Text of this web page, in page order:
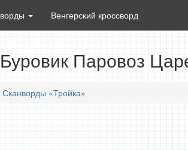
Венгерский кроссворд
Паровоз
Сканворды «Тройка»